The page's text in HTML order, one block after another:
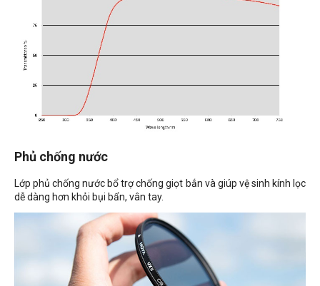
Phủ chống nước
Lớp phủ chống nước bổ trợ chống giọt bắn và giúp vệ sinh kính lọc
dễ dàng hơn khỏi bụi bẩn, vân tay.